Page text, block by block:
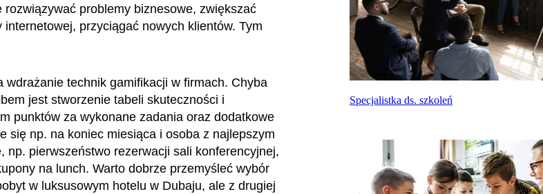
rozwiązywać problemy biznesowe, zwiększać
przyciągać nowych klientów. Tym
wdrażanie technik gamifikacji w firmach. Chyba
jest stworzenie tabeli skuteczności i
punktów za wykonane zadania oraz dodatkowe
się np. na koniec miesiąca i osoba z najlepszym
np. pierwszeństwo rezerwacji sali konferencyjnej,
na lunch. Warto dobrze przemyśleć wybór
w luksusowym hotelu w Dubaju, ale z drugiej
Specjalistka ds. szkoleń